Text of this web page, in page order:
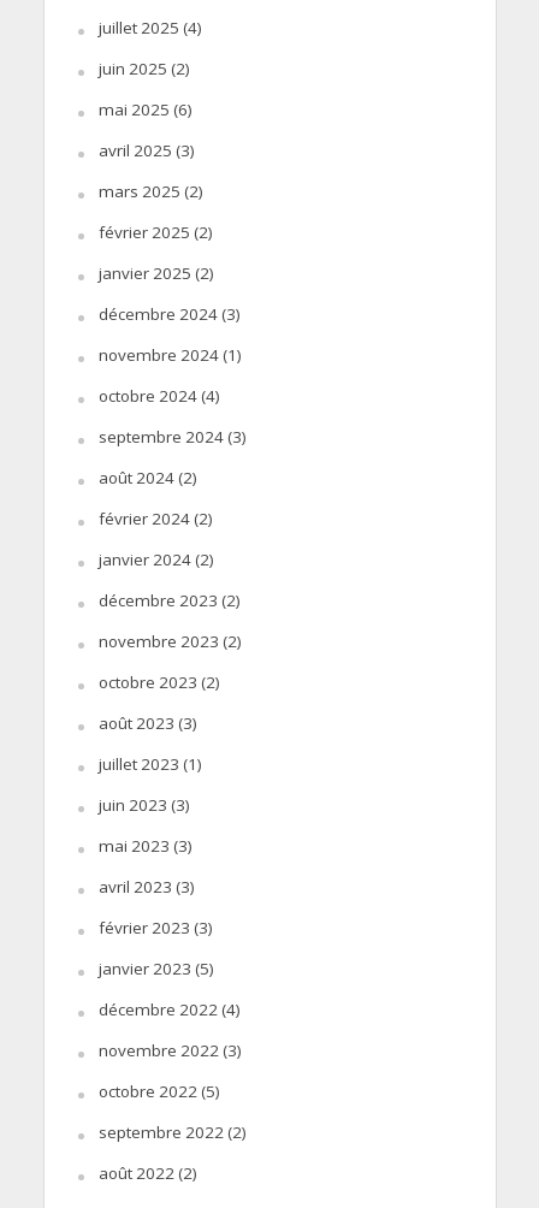
juillet 2025 (4)
juin 2025 (2)
mai 2025 (6)
avril 2025 (3)
mars 2025 (2)
février 2025 (2)
janvier 2025 (2)
décembre 2024(3)
novembre 2024(1)
octobre 2024(4)
septembre 2024(3)
août 2024(2)
février 2024(2)
janvier 2024(2)
décembre 2023 (2)
novembre 2023 (2)
octobre 2023 (2)
août 2023 (3)
juillet 2023 (1)
juin 2023 (3)
mai 2023 (3)
avril 2023 (3)
février 2023 (3)
janvier 2023 (5)
décembre 2022(4)
novembre 2022(3)
octobre 2022(5)
septembre 2022(2)
août 2022(2)